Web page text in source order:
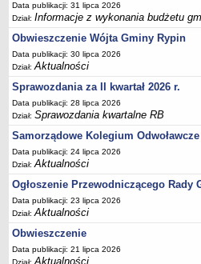
Projekty uchwał
Protokoły
Imienne wykazy głosowań radnych
Postać dokumentów
Akty Prawne, Dzienniki Ustaw,
Prawo miejscowe
Zarządzenia
Studium uwarunkowań i kierunków
przestrzennego
Dane przestrzenne - MPZP
Stałe obwody głosowania, numery,
obwodowych komisji wyborczych,
Plan ogólny gminy Rypin
Data publikacji: 31 lipca 2026
Dział:Informacje z wykonania budżetu
Obwieszczenie Wójta Gminy Rypin
Data publikacji: 30 lipca 2026
Dział:Aktualności
Sprawozdania za II kwartał 2026 r.
Data publikacji: 28 lipca 2026
Dział:Sprawozdania kwartalne RB
Samorządowe Kolegium Odwoławcze
Data publikacji: 24 lipca 2026
Dział:Aktualności
Ogłoszenie Przewodniczącego Rady
Data publikacji: 23 lipca 2026
Dział:Aktualności
Obwieszczenie
Data publikacji: 21 lipca 2026
Dział:Aktualności